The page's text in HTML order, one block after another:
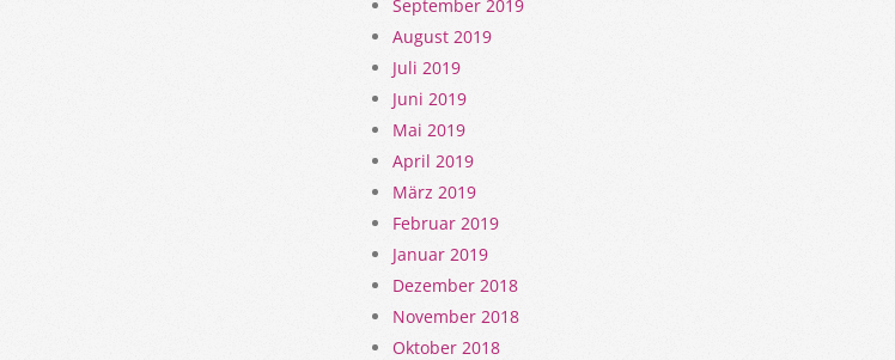
September 2019
August 2019
Juli 2019
Juni 2019
Mai 2019
April 2019
März 2019
Februar 2019
Januar 2019
Dezember 2018
November 2018
Oktober 2018